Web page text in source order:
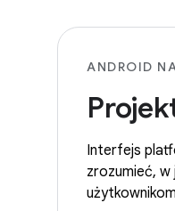
ANDROID
Interfejs
zrozumieć,